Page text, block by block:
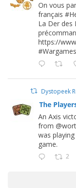
On vous
français
La Der des
https://
Dystopeek
The
An Axis
from
was
game.
2